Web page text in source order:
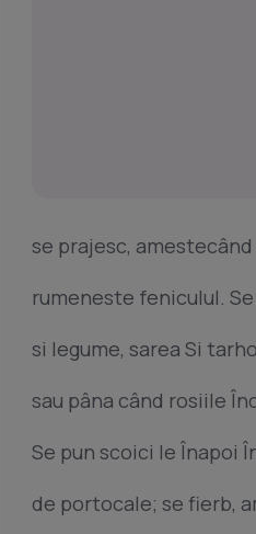
se prajesc,
rumeneste feniculul.
si legume, sarea Si
sau pâna când rosiile
Se pun scoici le Înapoi
de portocale; se fierb,